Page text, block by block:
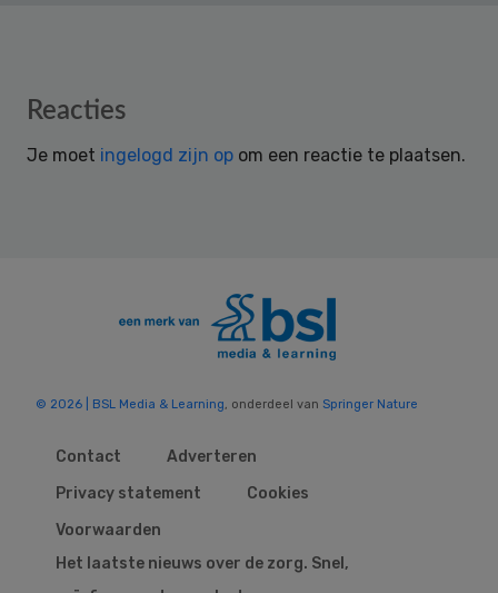
Reader
Reacties
Je moet ingelogd zijn op om een reactie te plaatsen.
© 2026 | BSL Media & Learning, onderdeel van Springer Nature
Contact
Adverteren
Privacy statement
Cookies
Voorwaarden
Het laatste nieuws over de zorg. Snel,